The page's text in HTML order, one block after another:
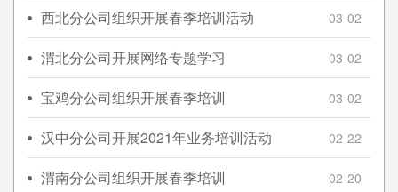
西北分公司组织开展春季培训活动 03-02
渭北分公司开展网络专题学习 03-02
宝鸡分公司组织开展春季培训 03-02
汉中分公司开展2021年业务培训活动 02-22
渭南分公司组织开展春季培训 02-20